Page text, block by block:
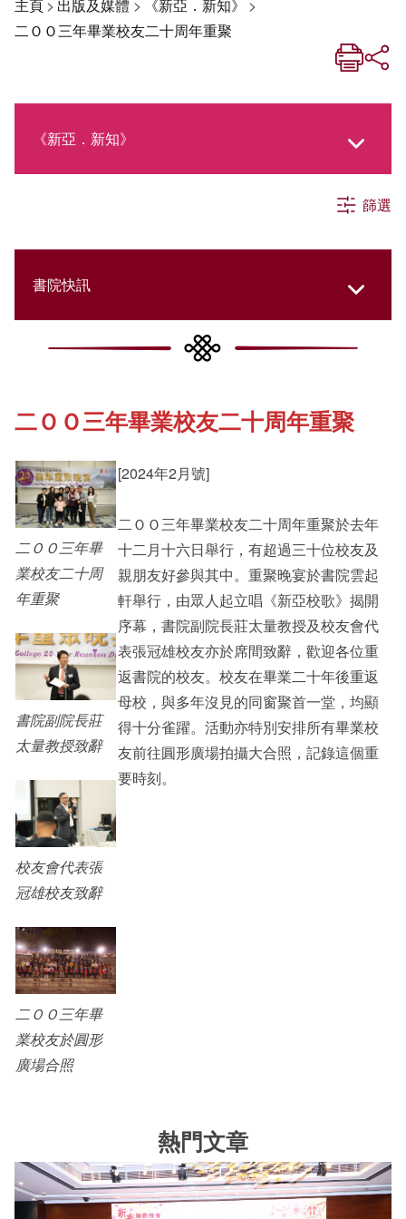
主頁> 出版及媒體 > 《新亞．新知》 >
二ＯＯ三年畢業校友二十周年重聚
《新亞．新知》
社交媒體專欄
《新亞簡訊》
《新亞書院概覽》
其他書院出版
新亞影集
影片庫
篩選
書院快訊
Cultural Topics
Student Development
Staff Engagement
Alumni Connections
二ＯＯ三年畢業校友二十周年重聚
二ＯＯ三年畢
業校友二十周
年重聚
書院副院長莊
太量教授致辭
校友會代表張
冠雄校友致辭
二ＯＯ三年畢
業校友於圓形
廣場合照
[2024年2月號]
二ＯＯ三年畢業校友二十周年重聚於去年
十二月十六日舉行，有超過三十位校友及
親朋友好參與其中。重聚晚宴於書院雲起
軒舉行，由眾人起立唱《新亞校歌》揭開
序幕，書院副院長莊太量教授及校友會代
表張冠雄校友亦於席間致辭，歡迎各位重
返書院的校友。校友在畢業二十年後重返
母校，與多年沒見的同窗聚首一堂，均顯
得十分雀躍。活動亦特別安排所有畢業校
友前往圓形廣場拍攝大合照，記錄這個重
要時刻。
熱門文章